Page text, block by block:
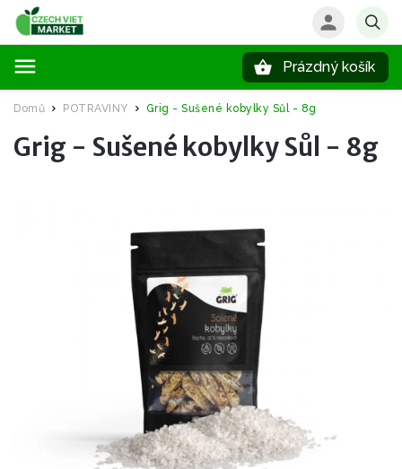
Prázdný košík
Domů / POTRAVINY / Grig - Sušené kobylky Sůl - 8g
Grig - Sušené kobylky Sůl - 8g